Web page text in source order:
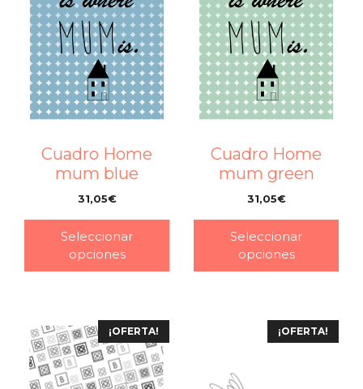
Cuadro Home
mum blue
31,05€
Seleccionar
opciones
Cuadro Home
mum green
31,05€
Seleccionar
opciones
¡OFERTA! ¡OFERTA!